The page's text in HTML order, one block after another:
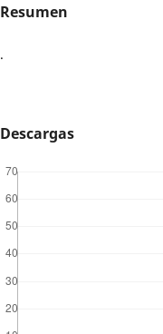
Resumen
.
Descargas